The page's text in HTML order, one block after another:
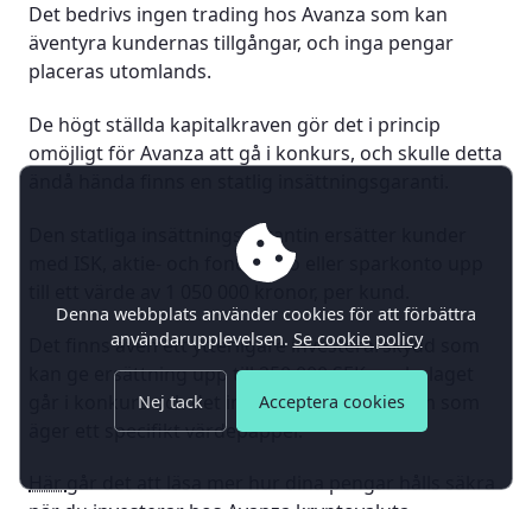
Det bedrivs ingen trading hos Avanza som kan
äventyra kundernas tillgångar, och inga pengar
placeras utomlands.
De högt ställda kapitalkraven gör det i princip
omöjligt för Avanza att gå i konkurs, och skulle detta
Den statliga insättningsgarantin ersätter kunder
med ISK, aktie- och fondkonto eller sparkonto upp
Det finns även ett ytterligare investerarskydd som
kan ge ersättning upp till 250 000 SEK om bolaget
går i konkurs och det inte går att avgöra vem som
äger ett specifikt värdepapper.
Härgår det att läsa mer hur dina pengar hålls säkra
Denna webbplats använder cookies för att förbättra
användarupplevelsen. Se cookie policy
Nej tack Acceptera cookies